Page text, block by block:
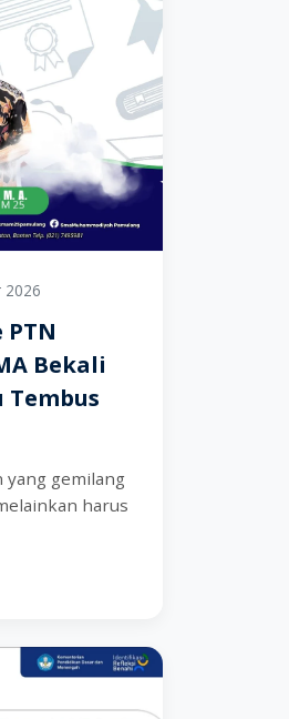
2026
Bekali
Tembus
yang gemilang
harus